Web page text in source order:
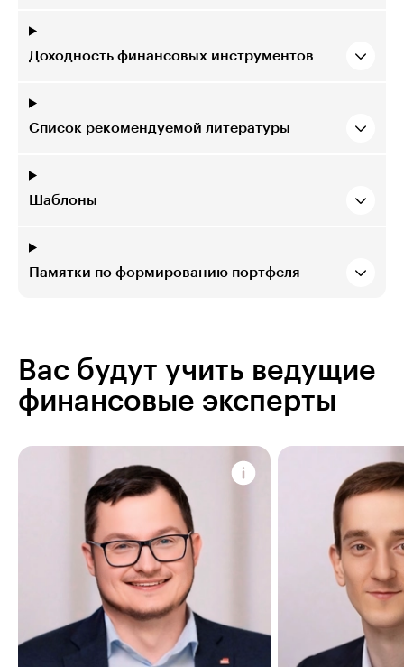
Доходность финансовых инструментов
Список рекомендуемой литературы
Шаблоны
Памятки по формированию портфеля
Вас будут учить ведущие
финансовые эксперты